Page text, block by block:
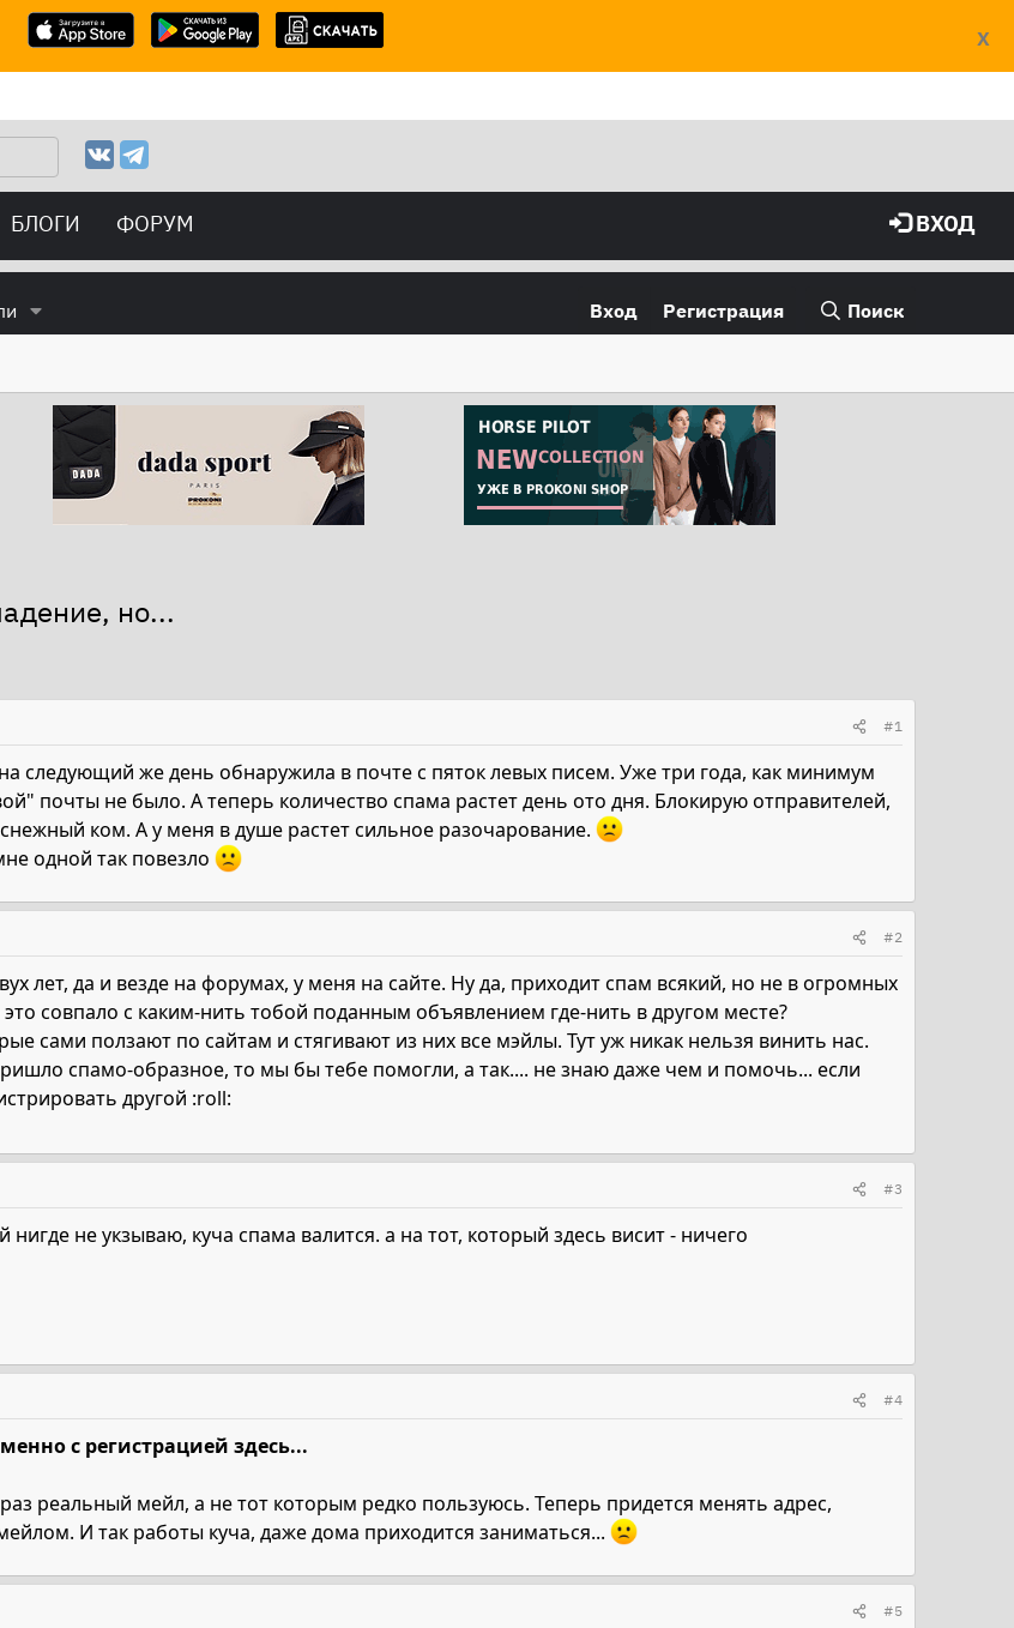
X
БЛОГИ ФОРУМ ВХОД
Вход Регистрация Поиск
но...
#1
следующий же день обнаружила в почте с пяток левых писем. Уже три года, как минимум
почты не было. А теперь количество спама растет день ото дня. Блокирую отправителей,
ком. А у меня в душе растет сильное разочарование.
одной так повезло
#2
лет, да и везде на форумах, у меня на сайте. Ну да, приходит спам всякий, но не в огромных
совпало с каким-нить тобой поданным объявлением где-нить в другом месте?
сами ползают по сайтам и стягивают из них все мэйлы. Тут уж никак нельзя винить нас.
спамо-образное, то мы бы тебе помогли, а так.... не знаю даже чем и помочь... если
другой :roll:
#3
не укзываю, куча спама валится. а на тот, который здесь висит - ничего
#4
с регистрацией здесь...
раз реальный мейл, а не тот которым редко пользуюсь. Теперь придется менять адрес,
И так работы куча, даже дома приходится заниматься...
#5